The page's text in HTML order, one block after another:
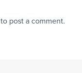
to post a comment.